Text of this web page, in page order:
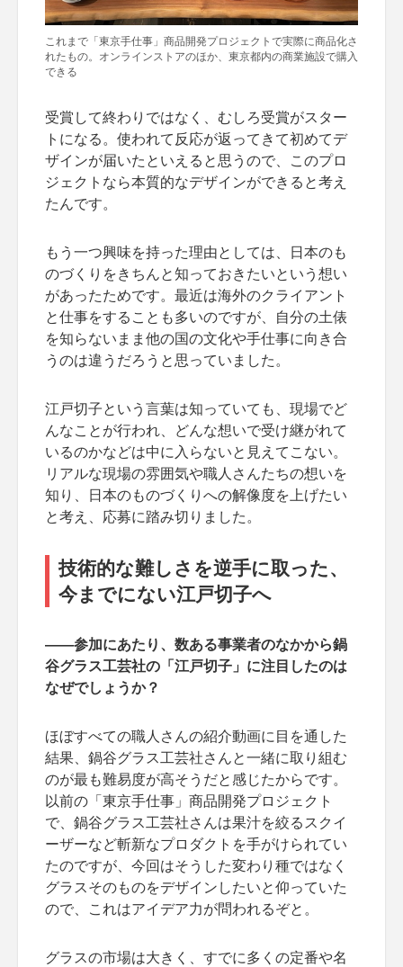
これまで「東京手仕事」商品開発プロジェクトで実際に商品化さ
れたもの。オンラインストアのほか、東京都内の商業施設で購入
できる
受賞して終わりではなく、むしろ受賞がスター
トになる。使われて反応が返ってきて初めてデ
ザインが届いたといえると思うので、このプロ
ジェクトなら本質的なデザインができると考え
たんです。
もう一つ興味を持った理由としては、日本のも
のづくりをきちんと知っておきたいという想い
があったためです。最近は海外のクライアント
と仕事をすることも多いのですが、自分の土俵
を知らないまま他の国の文化や手仕事に向き合
うのは違うだろうと思っていました。
江戸切子という言葉は知っていても、現場でど
んなことが行われ、どんな想いで受け継がれて
いるのかなどは中に入らないと見えてこない。
リアルな現場の雰囲気や職人さんたちの想いを
知り、日本のものづくりへの解像度を上げたい
と考え、応募に踏み切りました。
技術的な難しさを逆手に取った、
今までにない江戸切子へ
――参加にあたり、数ある事業者のなかから鍋
谷グラス工芸社の「江戸切子」に注目したのは
なぜでしょうか？
ほぼすべての職人さんの紹介動画に目を通した
結果、鍋谷グラス工芸社さんと一緒に取り組む
のが最も難易度が高そうだと感じたからです。
以前の「東京手仕事」商品開発プロジェクト
で、鍋谷グラス工芸社さんは果汁を絞るスクイ
ーザーなど斬新なプロダクトを手がけられてい
たのですが、今回はそうした変わり種ではなく
グラスそのものをデザインしたいと仰っていた
ので、これはアイデア力が問われるぞと。
グラスの市場は大きく、すでに多くの定番や名